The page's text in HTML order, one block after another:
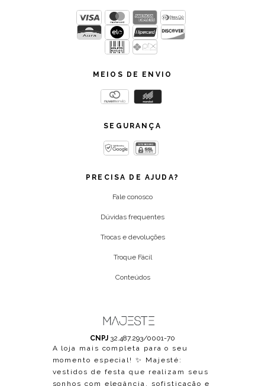
MEIOS DE ENVIO
SEGURANÇA
PRECISA DE AJUDA?
Fale conosco
Dúvidas frequentes
Trocas e devoluções
Troque Fácil
Conteúdos
CNPJ 32.487.293/0001-70
A loja mais completa para o seu
momento especial! ✨ Majesté:
vestidos de festa que realizam seus
sonhos com elegância, sofisticação e